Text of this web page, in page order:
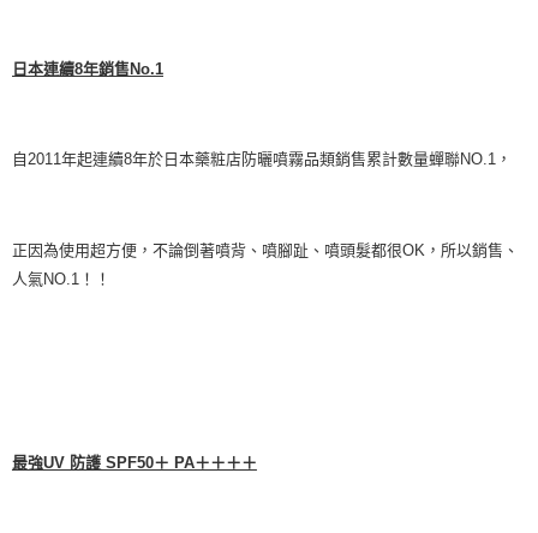
日本連續8年銷售No.1
自2011年起連續8年於日本藥粧店防曬噴霧品類銷售累計數量蟬聯NO.1，
正因為使用超方便，不論倒著噴背、噴腳趾、噴頭髮都很OK，所以銷售、
人氣NO.1！！
最強UV 防護 SPF50＋ PA＋＋＋＋